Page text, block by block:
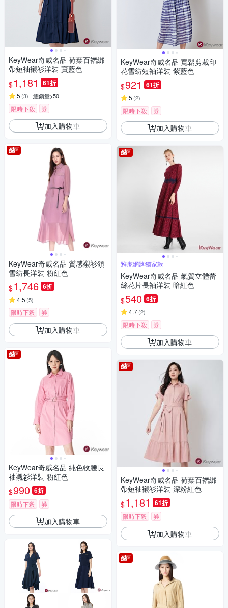
KeyWear奇威名品 荷葉百褶綁
帶短袖襯衫洋裝-寶藍色
$1,181 61折
5 (3) 總銷量>50
限時下殺 券
加入購物車
KeyWear奇威名品 質感襯衫領
雪紡長洋裝-粉紅色
$1,746 6折
4.5 (5)
限時下殺 券
加入購物車
KeyWear奇威名品 純色收腰長
袖襯衫洋裝-粉紅色
$990 6折
限時下殺 券
加入購物車
KeyWear奇威名品 寬鬆剪裁印
花雪紡短袖洋裝-紫藍色
$921 61折
5 (2)
限時下殺 券
加入購物車
雅虎網路獨家款
KeyWear奇威名品 氣質立體蕾
絲花片長袖洋裝-暗紅色
$540 6折
4.7(2)
限時下殺 券
加入購物車
KeyWear奇威名品 荷葉百褶綁
帶短袖襯衫洋裝-深粉紅色
$1,181 61折
限時下殺 券
加入購物車